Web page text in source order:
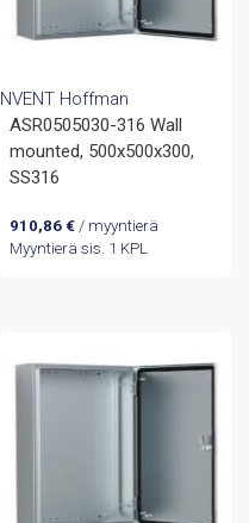
NVENT Hoffman
ASR0505030-316 Wall
mounted, 500x500x300,
SS316
910,86 €/ myyntierä
Myyntierä sis. 1 KPL